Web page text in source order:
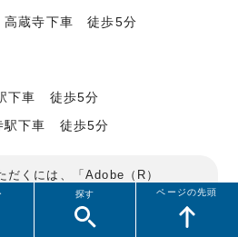
寺下車 徒歩5分
下車 徒歩5分
駅下車 徒歩5分
だくには、「Adobe（R）
。お持ちでない方は
アドビシス
いウィンドウ）
からダウンロード
探す ページの先頭